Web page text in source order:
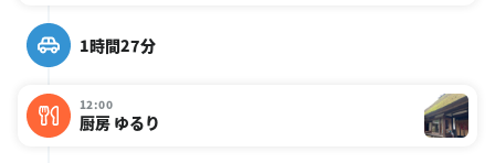
1時間27分
12:00
厨房 ゆるり